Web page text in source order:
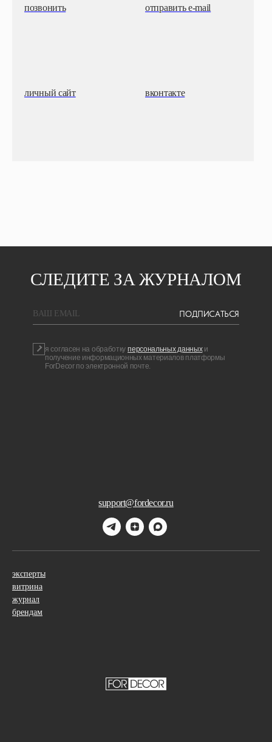
позвонить отправить e-mail
личный сайт вконтакте
support@fordecor.ru
СЛЕДИТЕ ЗА ЖУРНАЛОМ
BAШ EMAIL ПОДПИСАТЬСЯ
я согласен на обработку персональных данных и
получение информационных материалов платформы
ForDecor по электронной почте.
эксперты
витрина
журнал
брендам